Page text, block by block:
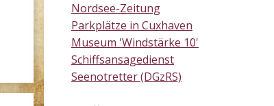
Nordsee-Zeitung
Parkplätze in Cuxhaven
Museum 'Windstärke 10'
Schiffsansagedienst
Seenotretter (DGzRS)